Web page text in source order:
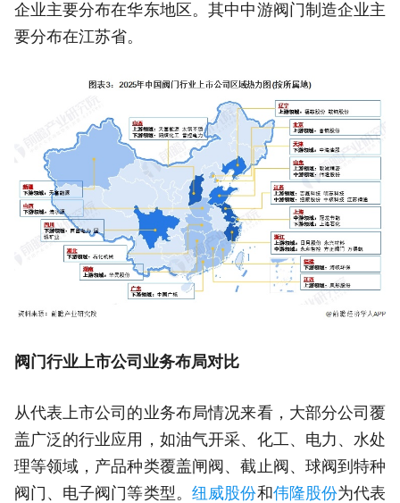
企业主要分布在华东地区。其中中游阀门制造企业主
要分布在江苏省。
阀门行业上市公司业务布局对比
从代表上市公司的业务布局情况来看，大部分公司覆
盖广泛的行业应用，如油气开采、化工、电力、水处
理等领域，产品种类覆盖闸阀、截止阀、球阀到特种
阀门、电子阀门等类型。 纽威股份和伟隆股份为代表